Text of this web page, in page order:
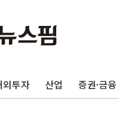
외투자 산업 증권·금융
꺾이나…고용 감소에 9월 동결
니파 3국, '공동방위협정' 체
관 무도회장 공사 중단 명령…
출항 '하르그섬', 최근 1주일